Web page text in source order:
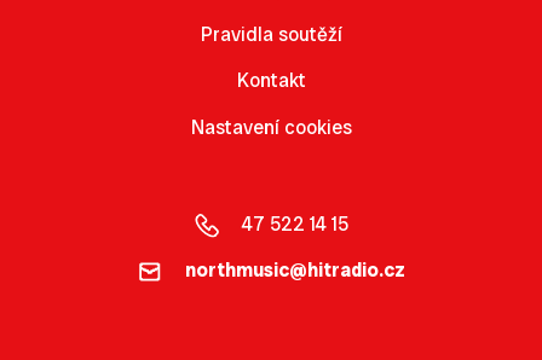
Pravidla soutěží
Kontakt
Nastavení cookies
47 522 14 15
northmusic@hitradio.cz